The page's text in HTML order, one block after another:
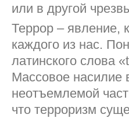
или в другой
Террор – явление,
каждого из нас.
латинского слова
Массовое насилие
неотъемлемой
что терроризм